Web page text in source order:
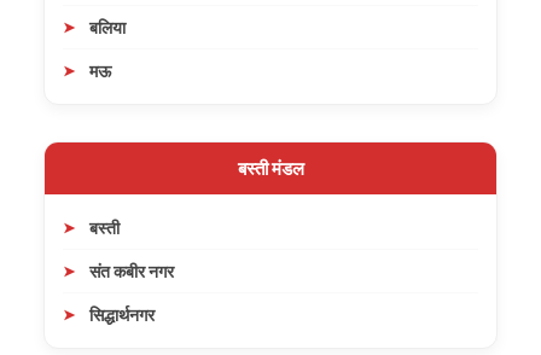
बलिया
मऊ
बस्ती मंडल
बस्ती
संत कबीर नगर
सिद्धार्थनगर